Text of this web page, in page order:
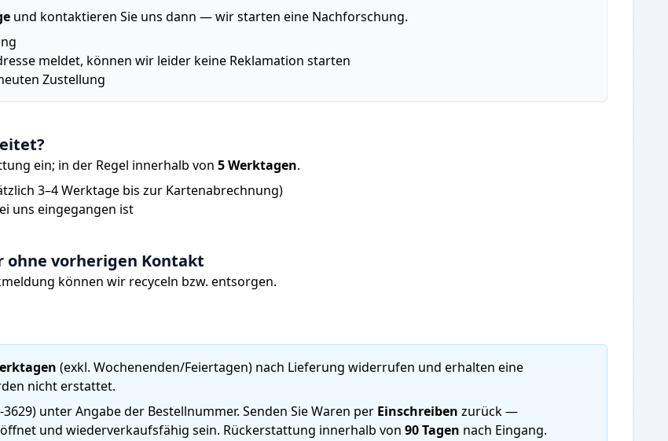
und kontaktieren Sie uns dann — wir starten eine Nachforschung.
meldet, können wir leider keine Reklamation starten
Zustellung
ein; in der Regel innerhalb von 5 Werktagen.
3–4 Werktage bis zur Kartenabrechnung)
uns eingegangen ist
ohne vorherigen Kontakt
können wir recyceln bzw. entsorgen.
(exkl. Wochenenden/Feiertagen) nach Lieferung widerrufen und erhalten eine
nicht erstattet.
3629) unter Angabe der Bestellnummer. Senden Sie Waren per Einschreiben zurück —
und wiederverkaufsfähig sein. Rückerstattung innerhalb von 90 Tagen nach Eingang.